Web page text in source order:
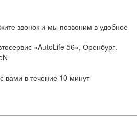
звонок и мы позвоним в удобное
«AutoLife 56», Оренбург.
вами в течение 10 минут